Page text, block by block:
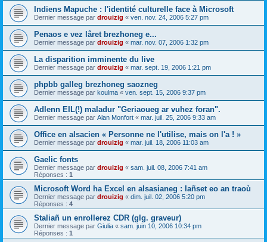
Indiens Mapuche : l'identité culturelle face à Microsoft
Dernier message par drouizig « ven. nov. 24, 2006 5:27 pm
Penaos e vez lâret brezhoneg e...
Dernier message par drouizig « mar. nov. 07, 2006 1:32 pm
La disparition imminente du live
Dernier message par drouizig « mar. sept. 19, 2006 1:21 pm
phpbb galleg brezhoneg saozneg
Dernier message par koulma « ven. sept. 15, 2006 9:37 pm
Adlenn EIL(!) maladur "Geriaoueg ar vuhez foran".
Dernier message par Alan Monfort « mar. juil. 25, 2006 9:33 am
Office en alsacien « Personne ne l'utilise, mais on l'a ! »
Dernier message par drouizig « mar. juil. 18, 2006 11:03 am
Gaelic fonts
Dernier message par drouizig « sam. juil. 08, 2006 7:41 am
Réponses : 1
Microsoft Word ha Excel en alsasianeg : lañset eo an traoù
Dernier message par drouizig « dim. juil. 02, 2006 5:20 pm
Réponses : 4
Staliañ un enrollerez CDR (glg. graveur)
Dernier message par Giulia « sam. juin 10, 2006 10:34 pm
Réponses : 1